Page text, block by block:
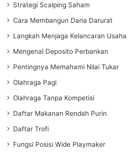
Strategi Scalping Saham
Cara Membangun Dana Darurat
Langkah Menjaga Kelancaran Usaha
Mengenal Deposito Perbankan
Pentingnya Memahami Nilai Tukar
Olahraga Pagi
Olahraga Tanpa Kompetisi
Daftar Makanan Rendah Purin
Daftar Trofi
Fungsi Posisi Wide Playmaker